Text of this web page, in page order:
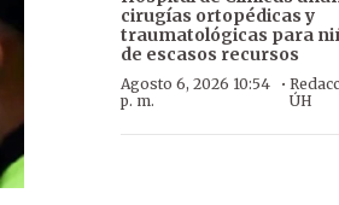
cirugías ortopédicas y
traumatológicas para
de escasos recursos
Agosto 6, 2026 10:54
p. m.
·
ÚH